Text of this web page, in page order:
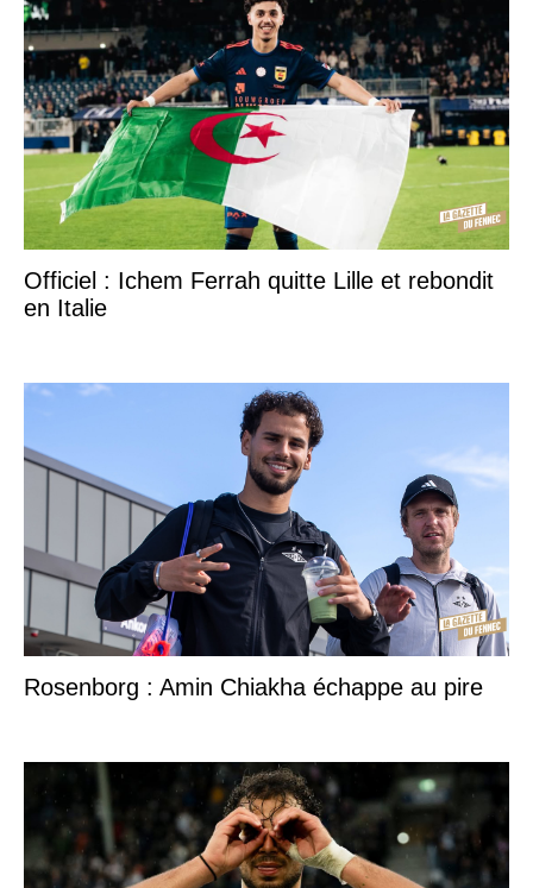
Officiel : Ichem Ferrah quitte Lille et rebondit
en Italie
Rosenborg : Amin Chiakha échappe au pire